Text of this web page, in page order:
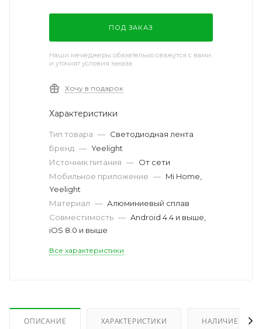
ПОД ЗАКАЗ
Наши менеджеры обязательно свяжутся с вами
и уточнят условия заказа
Хочу в подарок
Характеристики
Тип товара — Светодиодная лента
Бренд — Yeelight
Источник питания — От сети
Мобильное приложение — Mi Home,
Yeelight
Материал — Алюминиевый сплав
Совместимость — Android 4.4 и выше,
iOS 8.0 и выше
Все характеристики
ОПИСАНИЕ ХАРАКТЕРИСТИКИ НАЛИЧИЕ